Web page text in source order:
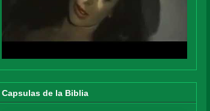
Capsulas de la Biblia